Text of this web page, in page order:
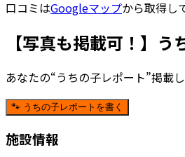
口コミはGoogleマップから取得し
【写真も掲載可！】う
あなたの“うちの子レポート”掲載
🐾 うちの子レポートを書く
施設情報